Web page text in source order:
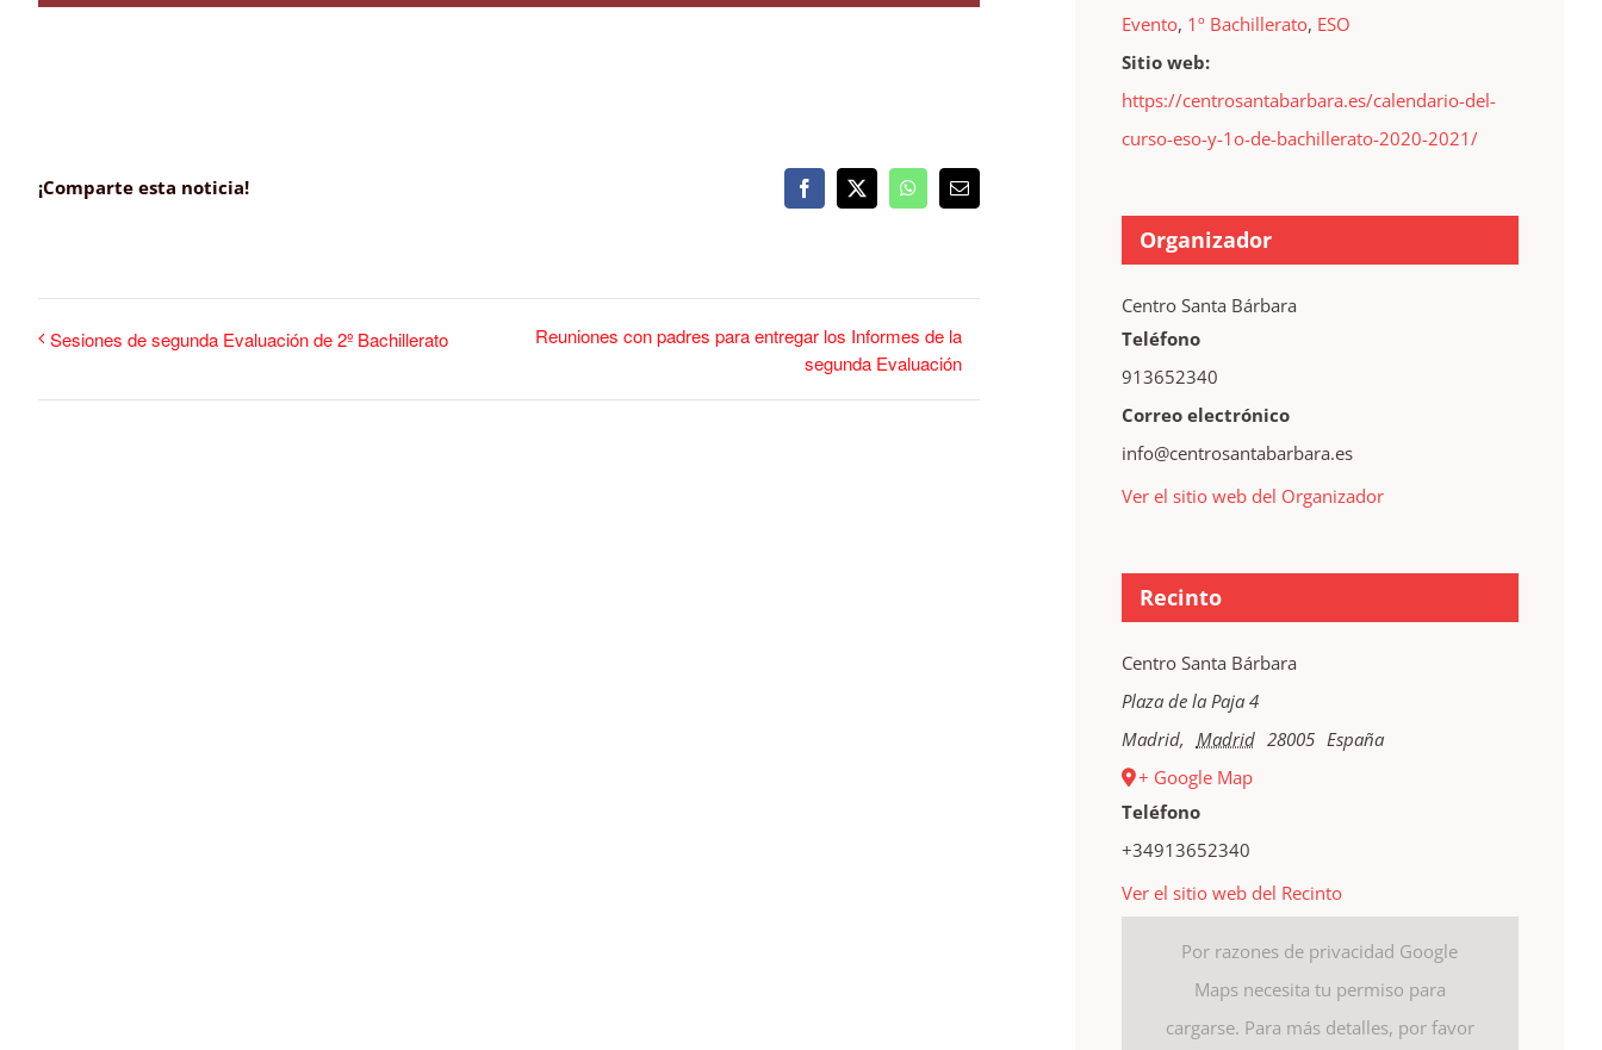
¡Comparte esta noticia! Facebook
X WhatsAppCorreo
electrónico
Sesiones de segunda Evaluación de 2º Bachillerato
Reuniones con padres para entregar los Informes de la
segunda Evaluación
Evento, 1º Bachillerato, ESO
Sitio web:
https://centrosantabarbara.es/calendario-del-
curso-eso-y-1o-de-bachillerato-2020-2021/
Organizador
Centro Santa Bárbara
Teléfono
913652340
Correo electrónico
info@centrosantabarbara.es
Ver el sitio web del Organizador
Recinto
Centro Santa Bárbara
Plaza de la Paja 4
Madrid, Madrid 28005 España
+ Google Map
Teléfono
+34913652340
Ver el sitio web del Recinto
Por razones de privacidad Google
Maps necesita tu permiso para
cargarse. Para más detalles, por favor